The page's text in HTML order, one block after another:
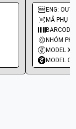
ENG:
MÃ PHỤ
MODEL
MODEL